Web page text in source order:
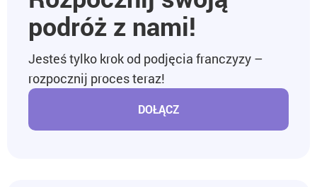
podróż z nami!
Jesteś tylko krok od podjęcia franczyzy –
rozpocznij proces teraz!
DOŁĄCZ